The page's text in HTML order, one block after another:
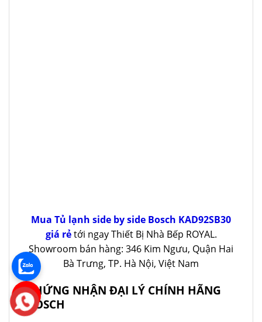
Mua Tủ lạnh side by side Bosch KAD92SB30
giá rẻtới ngay Thiết Bị Nhà Bếp ROYAL.
Showroom bán hàng: 346 Kim Ngưu, Quận Hai
Bà Trưng, TP. Hà Nội, Việt Nam
CHỨNG NHẬN ĐẠI LÝ CHÍNH HÃNG
BOSCH